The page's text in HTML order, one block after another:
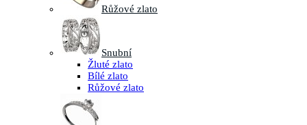
Růžové zlato
Snubní
Žluté zlato
Bílé zlato
Růžové zlato